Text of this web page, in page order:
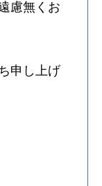
慮無くお
申し上げ